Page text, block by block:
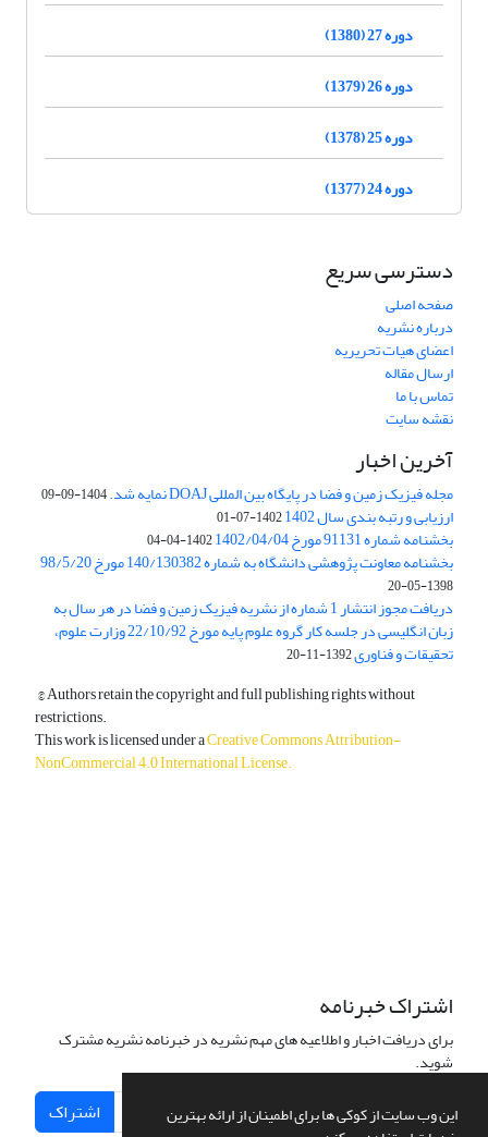
این وب سایت از کوکی ها برای اطمینان از ارائه بهترین
دوره 27 (1380)
دوره 26 (1379)
دوره 25 (1378)
دوره 24 (1377)
دسترسی سریع
صفحه اصلی
درباره نشریه
اعضای هیات تحریریه
ارسال مقاله
تماس با ما
نقشه سایت
آخرین اخبار
مجله فیزیک زمین و فضا در پایگاه بین المللی DOAJ نمایه شد. 1404-09-09
ارزیابی و رتبه بندی سال 1402 1402-07-01
بخشنامه شماره 91131 مورخ 1402/04/04 1402-04-04
بخشنامه معاونت پژوهشی دانشگاه به شماره 140/130382 مورخ 98/5/20
1398-05-20
دریافت مجوز انتشار 1 شماره از نشریه فیزیک زمین و فضا در هر سال به
زبان انگلیسی در جلسه کار گروه علوم پایه مورخ 22/10/92 وزارت علوم،
تحقیقات و فناوری1392-11-20
© Authors retain the copyright and full publishing rights without
restrictions.
This work is licensed under aCreative Commons Attribution-
NonCommercial 4.0 International License.
اشتراک خبرنامه
برای دریافت اخبار و اطلاعیه های مهم نشریه در خبرنامه نشریه مشترک
شوید.
اشتراک